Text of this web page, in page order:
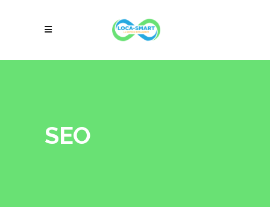
SEO